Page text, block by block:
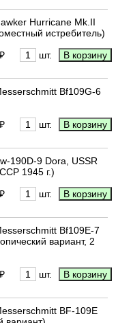
Hurricane Mk.II
истребитель)
шт.
Bf109G-6
шт.
190D-9 Dora, USSR
1945 г.)
шт.
Bf109E-7
вариант, 2
шт.
BF-109Е